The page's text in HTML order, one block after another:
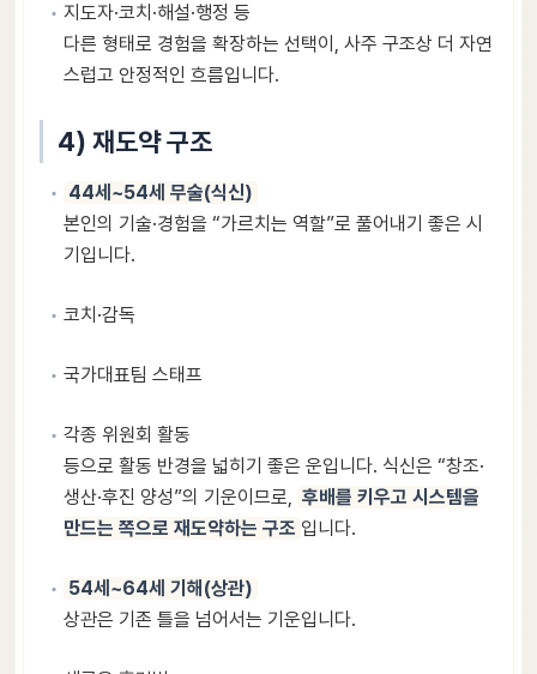
지도자·코치·해설·행정 등
다른 형태로 경험을 확장하는 선택이, 사주 구조상 더 자연
스럽고 안정적인 흐름입니다.
4) 재도약 구조
44세~54세 무술(식신)
본인의 기술·경험을 “가르치는 역할”로 풀어내기 좋은 시
기입니다.
코치·감독
국가대표팀 스태프
각종 위원회 활동
등으로 활동 반경을 넓히기 좋은 운입니다. 식신은 “창조·
생산·후진 양성”의 기운이므로, 후배를 키우고 시스템을
만드는 쪽으로 재도약하는 구조 입니다.
54세~64세 기해(상관)
상관은 기존 틀을 넘어서는 기운입니다.